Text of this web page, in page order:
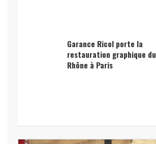
Garance Ricol porte la
restauration graphique du
Rhône à Paris